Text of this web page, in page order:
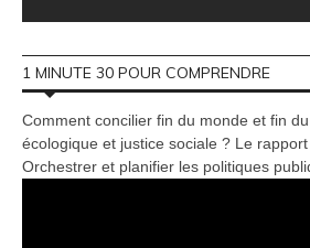
1 MINUTE 30 POUR COMPRENDRE
Comment concilier fin du monde et fin
écologique et justice sociale ? Le
Orchestrer et planifier les politiques